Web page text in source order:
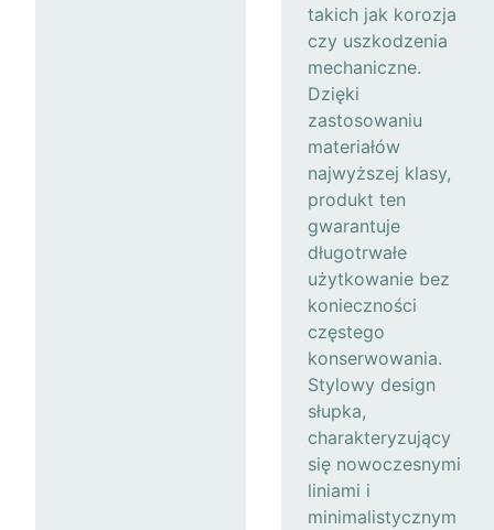
takich jak korozja
czy uszkodzenia
mechaniczne.
Dzięki
zastosowaniu
materiałów
najwyższej klasy,
produkt ten
gwarantuje
długotrwałe
użytkowanie bez
konieczności
częstego
konserwowania.
Stylowy design
słupka,
charakteryzujący
się nowoczesnymi
liniami i
minimalistycznym